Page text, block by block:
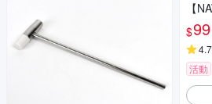
【
$99
4.7
活動